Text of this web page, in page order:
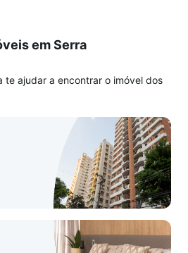
em Serra
te ajudar a encontrar o imóvel dos